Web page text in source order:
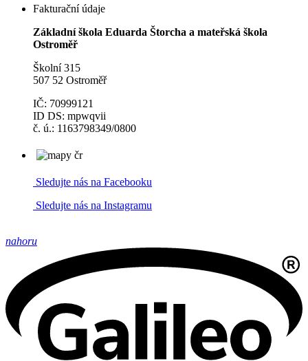
Fakturační údaje
Základní škola Eduarda Štorcha a mateřská škola
Ostroměř
Školní 315
507 52 Ostroměř
IČ: 70999121
ID DS: mpwqvii
č. ú.: 1163798349/0800
Sledujte nás na Facebooku
Sledujte nás na Instagramu
nahoru